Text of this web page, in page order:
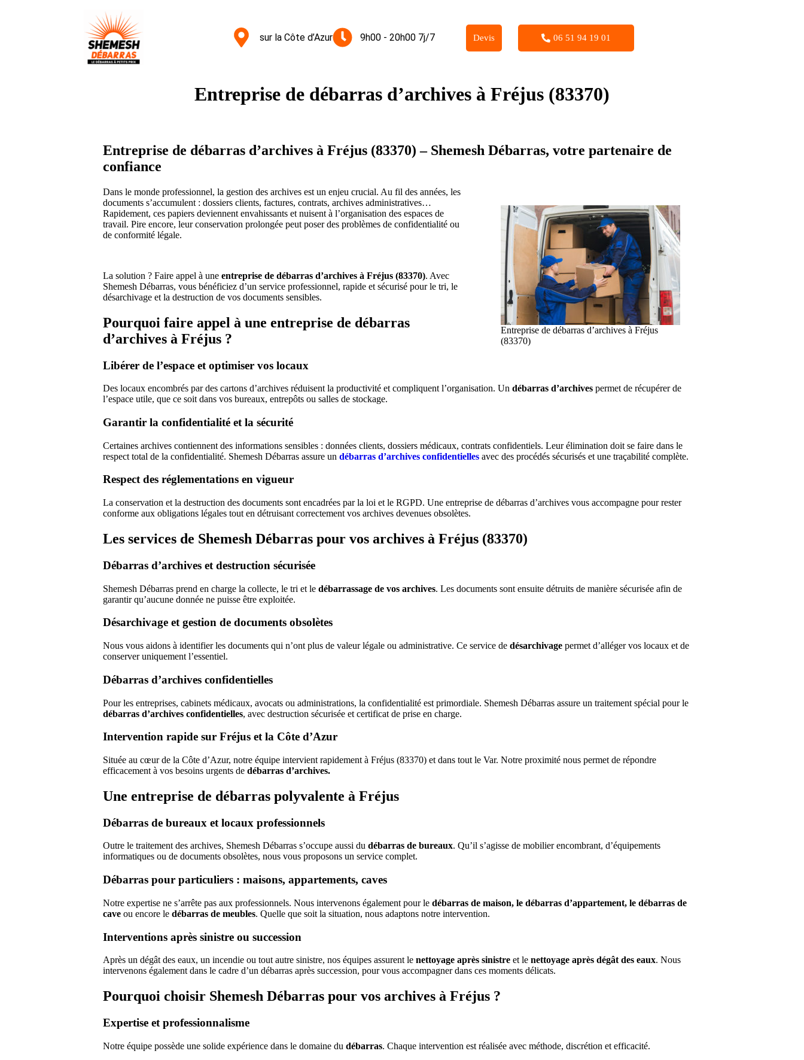
sur la Côte d’Azur 9h00 - 20h00 7j/7 Devis 06 51 94 19 01
Entreprise de débarras d’archives à Fréjus (83370)
Entreprise de débarras d’archives à Fréjus (83370) – Shemesh Débarras, votre partenaire de
confiance
Entreprise de débarras d’archives à Fréjus
(83370)
Dans le monde professionnel, la gestion des archives est un enjeu crucial. Au fil des années, les
documents s’accumulent : dossiers clients, factures, contrats, archives administratives…
Rapidement, ces papiers deviennent envahissants et nuisent à l’organisation des espaces de
travail. Pire encore, leur conservation prolongée peut poser des problèmes de confidentialité ou
de conformité légale.
La solution ? Faire appel à une entreprise de débarras d’archives à Fréjus (83370). Avec
Shemesh Débarras, vous bénéficiez d’un service professionnel, rapide et sécurisé pour le tri, le
désarchivage et la destruction de vos documents sensibles.
Pourquoi faire appel à une entreprise de débarras
d’archives à Fréjus ?
Libérer de l’espace et optimiser vos locaux
Des locaux encombrés par des cartons d’archives réduisent la productivité et compliquent l’organisation. Un débarras d’archives permet de récupérer de
l’espace utile, que ce soit dans vos bureaux, entrepôts ou salles de stockage.
Garantir la confidentialité et la sécurité
Certaines archives contiennent des informations sensibles : données clients, dossiers médicaux, contrats confidentiels. Leur élimination doit se faire dans le
respect total de la confidentialité. Shemesh Débarras assure un débarras d’archives confidentielles avec des procédés sécurisés et une traçabilité complète.
Respect des réglementations en vigueur
La conservation et la destruction des documents sont encadrées par la loi et le RGPD. Une entreprise de débarras d’archives vous accompagne pour rester
conforme aux obligations légales tout en détruisant correctement vos archives devenues obsolètes.
Les services de Shemesh Débarras pour vos archives à Fréjus (83370)
Débarras d’archives et destruction sécurisée
Shemesh Débarras prend en charge la collecte, le tri et le débarrassage de vos archives. Les documents sont ensuite détruits de manière sécurisée afin de
garantir qu’aucune donnée ne puisse être exploitée.
Désarchivage et gestion de documents obsolètes
Nous vous aidons à identifier les documents qui n’ont plus de valeur légale ou administrative. Ce service de désarchivage permet d’alléger vos locaux et de
conserver uniquement l’essentiel.
Débarras d’archives confidentielles
Pour les entreprises, cabinets médicaux, avocats ou administrations, la confidentialité est primordiale. Shemesh Débarras assure un traitement spécial pour le
débarras d’archives confidentielles, avec destruction sécurisée et certificat de prise en charge.
Intervention rapide sur Fréjus et la Côte d’Azur
Située au cœur de la Côte d’Azur, notre équipe intervient rapidement à Fréjus (83370) et dans tout le Var. Notre proximité nous permet de répondre
efficacement à vos besoins urgents de débarras d’archives.
Une entreprise de débarras polyvalente à Fréjus
Débarras de bureaux et locaux professionnels
Outre le traitement des archives, Shemesh Débarras s’occupe aussi du débarras de bureaux. Qu’il s’agisse de mobilier encombrant, d’équipements
informatiques ou de documents obsolètes, nous vous proposons un service complet.
Débarras pour particuliers : maisons, appartements, caves
Notre expertise ne s’arrête pas aux professionnels. Nous intervenons également pour le débarras de maison, le débarras d’appartement, le débarras de
cave ou encore le débarras de meubles. Quelle que soit la situation, nous adaptons notre intervention.
Interventions après sinistre ou succession
Après un dégât des eaux, un incendie ou tout autre sinistre, nos équipes assurent le nettoyage après sinistre et le nettoyage après dégât des eaux. Nous
intervenons également dans le cadre d’un débarras après succession, pour vous accompagner dans ces moments délicats.
Pourquoi choisir Shemesh Débarras pour vos archives à Fréjus ?
Expertise et professionnalisme
Notre équipe possède une solide expérience dans le domaine du débarras. Chaque intervention est réalisée avec méthode, discrétion et efficacité.